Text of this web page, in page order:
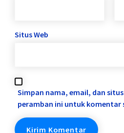
Situs Web
Simpan nama, email, dan
peramban ini untuk komentar